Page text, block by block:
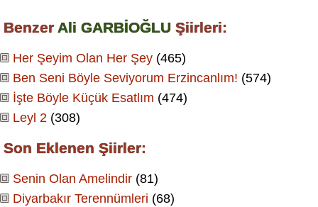
Benzer Ali GARBİOĞLU Şiirleri:
Her Şeyim Olan Her Şey (465)
Ben Seni Böyle Seviyorum Erzincanlım! (574)
İşte Böyle Küçük Esatlım (474)
Leyl 2 (308)
Son Eklenen Şiirler:
Senin Olan Amelindir (81)
Diyarbakır Terennümleri (68)